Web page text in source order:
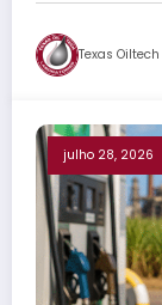
Texas
julho 28, 2026